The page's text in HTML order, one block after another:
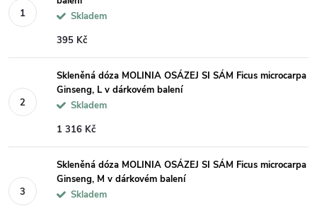
Skladem
395 Kč
Skleněná dóza MOLINIA OSÁZEJ SI SÁM Ficus microcarpa
Ginseng, L v dárkovém balení
Skladem
1 316 Kč
Skleněná dóza MOLINIA OSÁZEJ SI SÁM Ficus microcarpa
Ginseng, M v dárkovém balení
Skladem